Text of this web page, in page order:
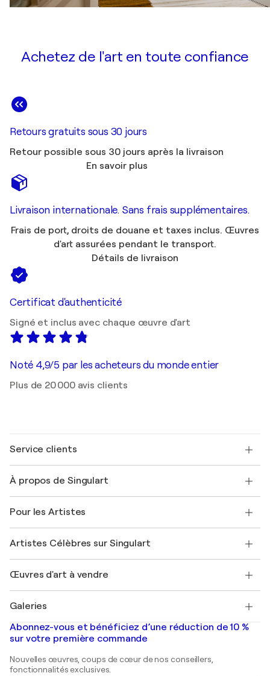
Achetez de l'art en toute confiance
Retours gratuits sous 30 jours
Retour possible sous 30 jours après la livraison
En savoir plus
Livraison internationale. Sans frais supplémentaires.
Frais de port, droits de douane et taxes inclus. Œuvres
d'art assurées pendant le transport.
Détails de livraison
Certificat d'authenticité
Signé et inclus avec chaque œuvre d'art
Noté 4,9/5 par les acheteurs du monde entier
Plus de 20 000 avis clients
Service clients
Expédition
Offrir une carte cadeau
Rejoignez notre programme commercial
Mon compte
+33 1 76 44 06 42
À propos de Singulart
FAQ
Magazine Singulart
Emplois
Découvrez une sélection d'art original
Pour les Artistes
Se connecter en tant qu'Artiste
Artistes Célèbres sur Singulart
Marc Chagall
Banksy
Mr. Brainwash
Shepard Fairey
Œuvres d'art à vendre
Tableaux abstraits à vendre
Peintures de paysage
Estampes
Peintures acryliques
Galeries
Galeries d'art en France
Galeries d'art en Belgique
Abonnez-vous et bénéficiez d’une réduction de 10 %
sur votre première commande
Nouvelles œuvres, coups de cœur de nos conseillers,
fonctionnalités exclusives.